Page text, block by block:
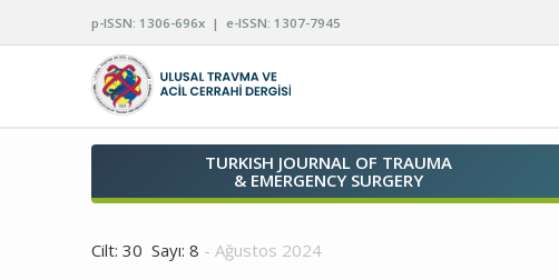
p-ISSN: 1306-696x | e-ISSN: 1307-7945
TURKISH JOURNAL OF TRAUMA
& EMERGENCY SURGERY
Cilt: 30 Sayı: 8 - Ağustos 2024